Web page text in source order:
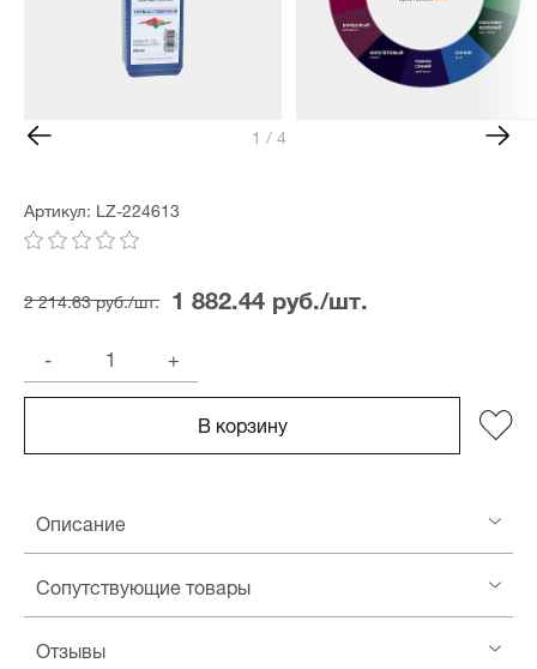
1 / 4
Артикул: LZ-224613
2 214.63 руб./шт. 1 882.44 руб./шт.
-
+
В корзину
Описание
Сопутствующие товары
Отзывы